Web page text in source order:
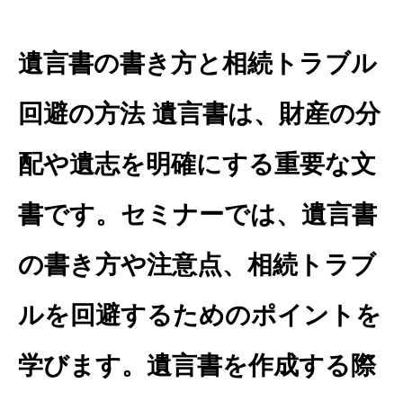
遺言書の書き方と相続トラブル
回避の方法 遺言書は、財産の分
配や遺志を明確にする重要な文
書です。セミナーでは、遺言書
の書き方や注意点、相続トラブ
ルを回避するためのポイントを
学びます。遺言書を作成する際